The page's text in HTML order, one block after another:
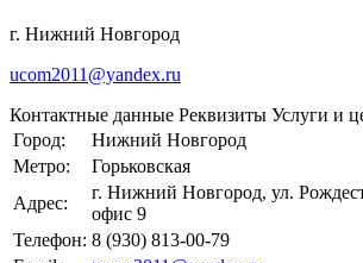
г. Нижний Новгород
ucom2011@yandex.ru
Контактные данные Реквизиты Услуги и
Город:
Нижний Новгород
Метро:
Горьковская
Адрес:
г. Нижний Новгород, ул.
офис 9
Телефон: 8 (930) 813-00-79